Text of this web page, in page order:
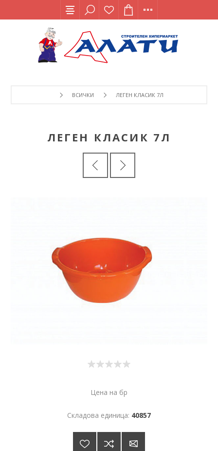
ВСИЧКИ ЛЕГЕН КЛАСИК 7Л
ЛЕГЕН КЛАСИК 7Л
Цена на бр
Складова единица: 40857